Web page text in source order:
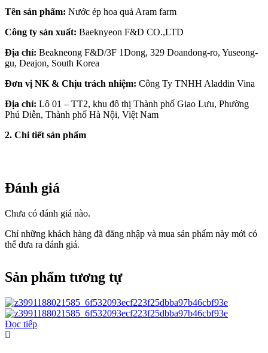
Tên sản phẩm: Nước ép hoa quả Aram farm
Công ty sản xuất: Baeknyeon F&D CO.,LTD
Địa chỉ: Beakneong F&D/3F 1Dong, 329 Doandong-ro, Yuseong-
gu, Deajon, South Korea
Đơn vị NK & Chịu trách nhiệm: Công Ty TNHH Aladdin Vina
Địa chỉ: Lô 01 – TT2, khu đô thị Thành phố Giao Lưu, Phường
Phú Diễn, Thành phố Hà Nội, Việt Nam
2. Chi tiết sản phẩm
Đánh giá
Chưa có đánh giá nào.
Chỉ những khách hàng đã đăng nhập và mua sản phẩm này mới có
thể đưa ra đánh giá.
Sản phẩm tương tự
Đọc tiếp